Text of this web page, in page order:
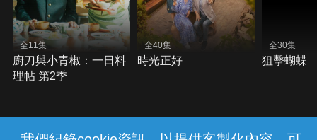
全11集
廚刀與小青椒：一日料
理帖 第2季
全40集
時光正好
全30集
狙擊蝴蝶